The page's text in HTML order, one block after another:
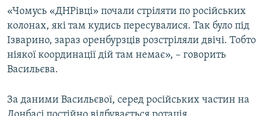
«Чомусь «ДНРівці» почали стріляти по російських
колонах, які там кудись пересувалися. Так було під
Ізварино, зараз оренбурзців розстріляли двічі. Тобто
ніякої координації дій там немає», – говорить
Васильєва.
За даними Васильєвої, серед російських частин на